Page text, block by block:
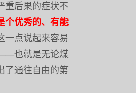
重后果的症状不
个优秀的、有能
一点说起来容易
也就是无论煤
通往自由的第